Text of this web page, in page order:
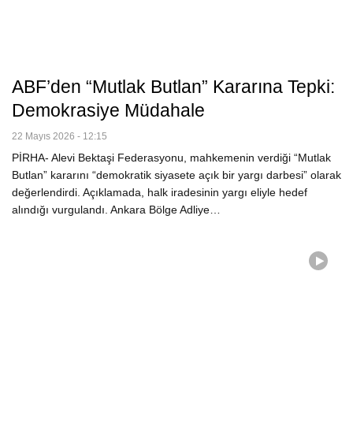
ABF’den “Mutlak Butlan” Kararına Tepki:
Demokrasiye Müdahale
22 Mayıs 2026 - 12:15
PİRHA- Alevi Bektaşi Federasyonu, mahkemenin verdiği “Mutlak
Butlan” kararını “demokratik siyasete açık bir yargı darbesi” olarak
değerlendirdi. Açıklamada, halk iradesinin yargı eliyle hedef
alındığı vurgulandı. Ankara Bölge Adliye…